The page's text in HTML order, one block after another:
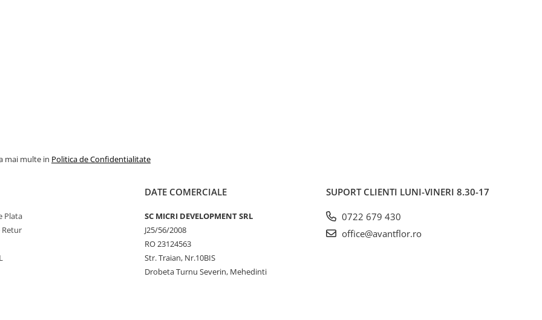
mai multe in Politica de Confidentialitate
Plata
Retur
DATE COMERCIALE
SC MICRI DEVELOPMENT SRL
J25/56/2008
RO 23124563
Str. Traian, Nr.10BIS
Drobeta Turnu Severin, Mehedinti
SUPORT CLIENTI LUNI-VINERI 8.30-17
0722 679 430
office@avantflor.ro